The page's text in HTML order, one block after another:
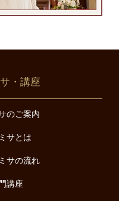
・講座
のご案内
ミサとは
ミサの流れ
講座